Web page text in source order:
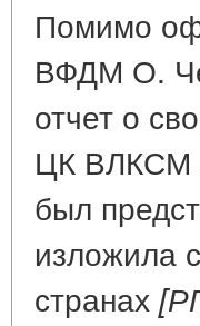
Помимо
ВФДМ О.
отчет о
ЦК ВЛКСМ
был
изложила
странах